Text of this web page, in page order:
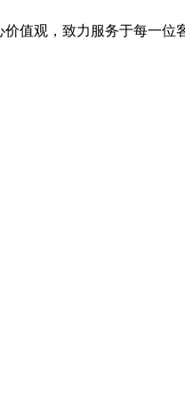
值观，致力服务于每一位